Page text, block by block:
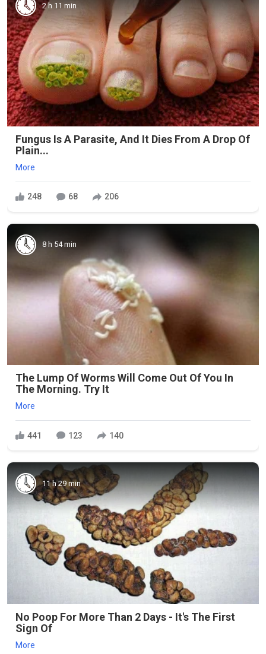
2 h 11 min
Fungus Is A Parasite, And It Dies From A Drop Of
Plain...
More
248 68 206
8 h 54 min
The Lump Of Worms Will Come Out Of You In
The Morning. Try It
More
441 123 140
11 h 29 min
No Poop For More Than 2 Days - It's The First
Sign Of
More